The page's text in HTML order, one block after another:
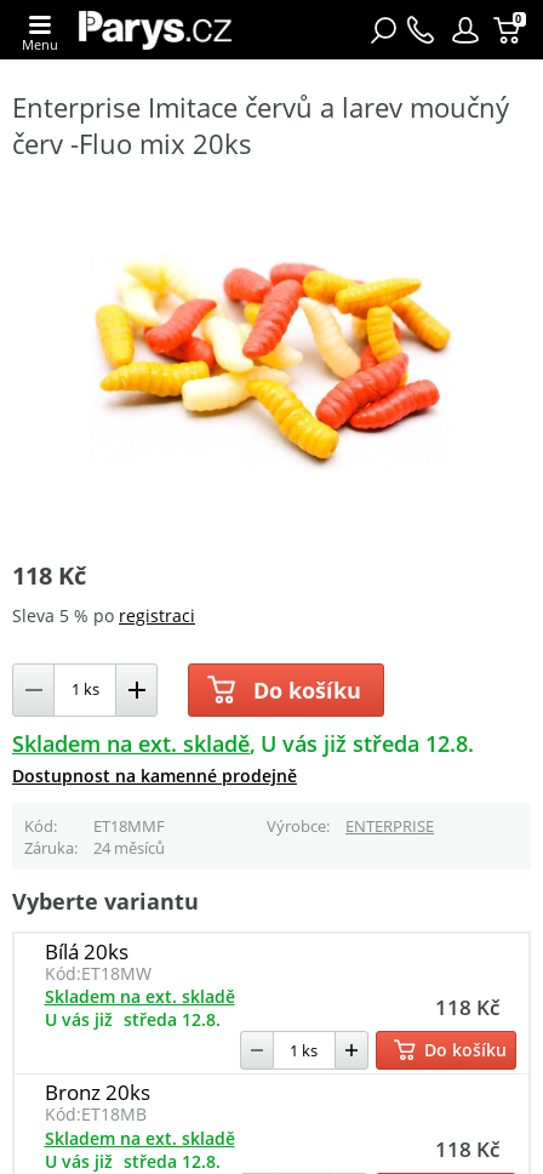
0
Menu
Enterprise Imitace červů a larev moučný
červ -Fluo mix 20ks
118 Kč
Sleva 5 % po registraci
Do košíku
Skladem na ext. skladě U vás již středa 12.8.
Dostupnost na kamenné prodejně
Kód ET18MMF Výrobce
ENTERPRISE
Záruka
24 měsíců
Vyberte variantu
Bílá 20ks
Kód:ET18MW
118 Kč
Skladem na ext. skladě
U vás již středa 12.8.
Do košíku
Bronz 20ks
Kód:ET18MB
118 Kč
Skladem na ext. skladě
U vás již středa 12.8.